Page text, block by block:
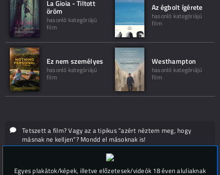
La Gioia - Tiltott
öröm
hasonló kategóriájú
film
Az égbolt ígérete
hasonló kategóriájú
film
Ez nem személyes
hasonló kategóriájú
film
Westhampton
hasonló kategóriájú
film
Tetszett a film? Vagy az a tipikus "azért néztem meg, hogy
másnak ne kelljen"? Mondd el másoknak is!
Hozzászólások (
Egyes plakátok/képek, illetve előzetesek/videók 18 éven aluliaknak